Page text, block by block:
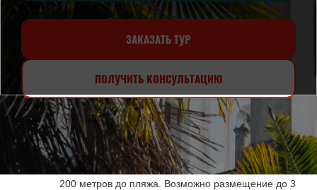
ЗАКАЗАТЬ ТУР
ПОЛУЧИТЬ КОНСУЛЬТАЦИЮ
200 метров до пляжа. Возможно размещение до 3